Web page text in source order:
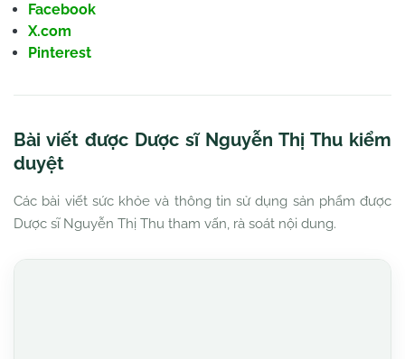
Facebook
X.com
Pinterest
Bài viết được Dược sĩ Nguyễn Thị Thu kiểm
duyệt
Các bài viết sức khỏe và thông tin sử dụng sản phẩm được
Dược sĩ Nguyễn Thị Thu tham vấn, rà soát nội dung.